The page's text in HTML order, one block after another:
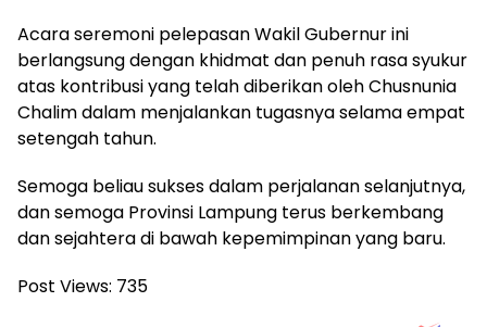
Acara seremoni pelepasan Wakil Gubernur ini
berlangsung dengan khidmat dan penuh rasa syukur
atas kontribusi yang telah diberikan oleh Chusnunia
Chalim dalam menjalankan tugasnya selama empat
setengah tahun.
Semoga beliau sukses dalam perjalanan selanjutnya,
dan semoga Provinsi Lampung terus berkembang
dan sejahtera di bawah kepemimpinan yang baru.
Post Views: 735